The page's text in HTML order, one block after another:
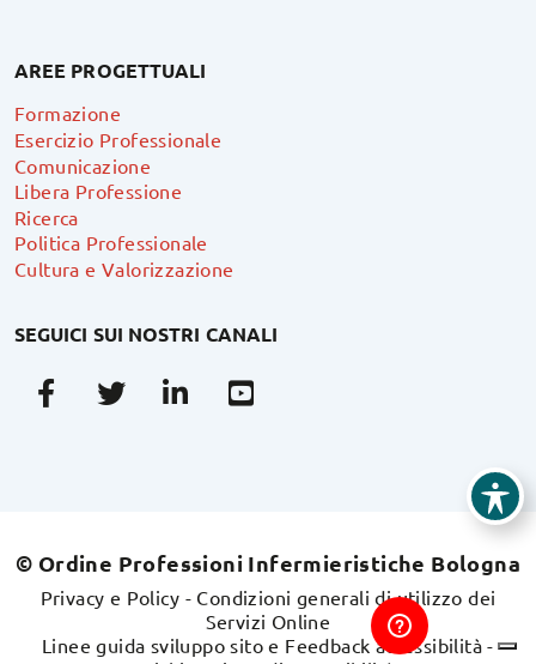
AREE PROGETTUALI
Formazione
Esercizio Professionale
Comunicazione
Libera Professione
Ricerca
Politica Professionale
Cultura e Valorizzazione
SEGUICI SUI NOSTRI CANALI
FacebookTwitterLinkedin
© Ordine Professioni Infermieristiche Bologna
Privacy e Policy - Condizioni generali di utilizzo dei
Servizi Online
Linee guida sviluppo sito e Feedback accessibilità -